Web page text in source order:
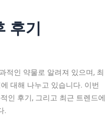
후기
적인 약물로 알려져 있으며, 최
대해 나누고 있습니다. 이번
인 후기, 그리고 최근 트렌드에
.